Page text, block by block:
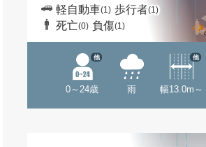
軽自動車(1) 歩行者(1)
死亡(0) 負傷(1)
0～24歳
他
雨 幅13.0m～
他